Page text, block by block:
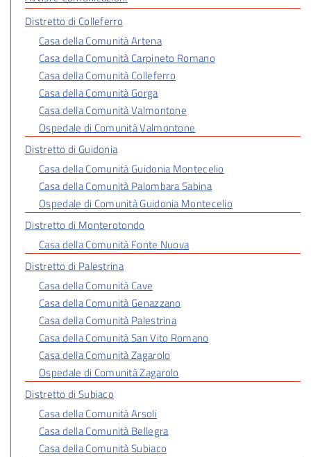
Distretto di Colleferro
Casa della Comunità Artena
Casa della Comunità Carpineto Romano
Casa della Comunità Colleferro
Casa della Comunità Gorga
Casa della Comunità Valmontone
Ospedale di Comunità Valmontone
Distretto di Guidonia
Casa della Comunità Guidonia Montecelio
Casa della Comunità Palombara Sabina
Ospedale di Comunità Guidonia Montecelio
Distretto di Monterotondo
Casa della Comunità Fonte Nuova
Distretto di Palestrina
Casa della Comunità Cave
Casa della Comunità Genazzano
Casa della Comunità Palestrina
Casa della Comunità San Vito Romano
Casa della Comunità Zagarolo
Ospedale di Comunità Zagarolo
Distretto di Subiaco
Casa della Comunità Arsoli
Casa della Comunità Bellegra
Casa della Comunità Subiaco